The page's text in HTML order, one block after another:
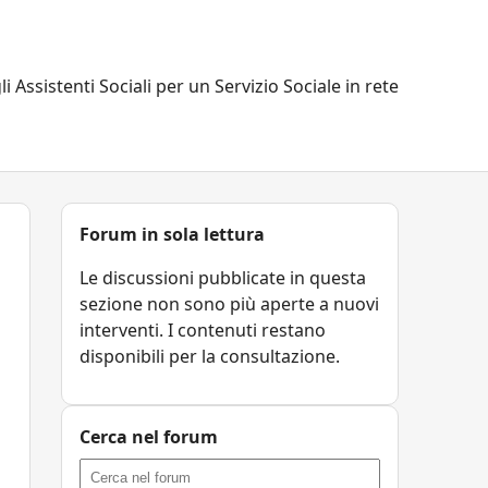
Assistenti Sociali per un Servizio Sociale in rete
Forum in sola lettura
Le discussioni pubblicate in questa
sezione non sono più aperte a nuovi
interventi. I contenuti restano
disponibili per la consultazione.
Cerca nel forum